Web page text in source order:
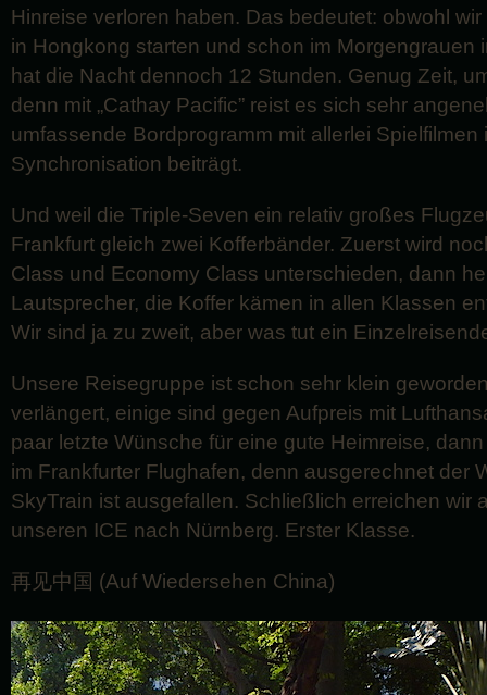
Hinreise verloren haben. Das bedeutet: obwohl
in Hongkong starten und schon im Morgengrauen
hat die Nacht dennoch 12 Stunden. Genug Zeit,
denn mit „Cathay Pacific” reist es sich sehr
umfassende Bordprogramm mit allerlei Spielfilmen
Synchronisation beiträgt.
Und weil die Triple-Seven ein relativ großes
Frankfurt gleich zwei Kofferbänder. Zuerst wird
Class und Economy Class unterschieden, dann
Lautsprecher, die Koffer kämen in allen Klassen
Wir sind ja zu zweit, aber was tut ein
Unsere Reisegruppe ist schon sehr klein
verlängert, einige sind gegen Aufpreis mit
paar letzte Wünsche für eine gute Heimreise,
im Frankfurter Flughafen, denn ausgerechnet der
SkyTrain ist ausgefallen. Schließlich erreichen wir
unseren ICE nach Nürnberg. Erster Klasse.
再见中国 (Auf Wiedersehen China)